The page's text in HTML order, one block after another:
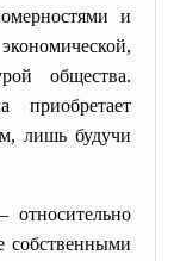
и
общества.
приобретает
лишь будучи
собственными